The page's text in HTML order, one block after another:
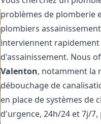
problèmes de plomberie
plombiers
interviennent
d'assainissement. Nous
Valenton, notamment la
débouchage de
en place de systèmes de
d'urgence, 24h/24 et 7j/